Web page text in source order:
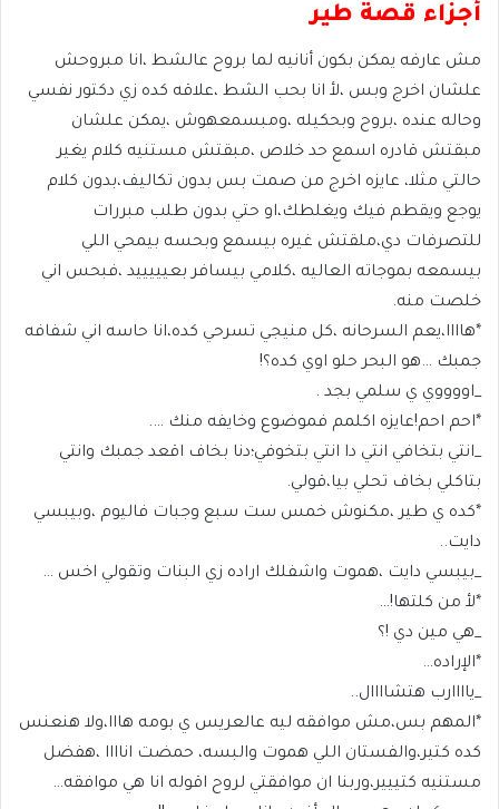
أجزاء قصة طير
مش عارفه يمكن بكون أنانيه لما بروح عالشط ،انا مبروحش
علشان اخرج وبس ،لأ انا بحب الشط ،علاقه كده زي دكتور نفسي
وحاله عنده ،بروح وبحكيله ،ومبسمعهوش ،يمكن علشان
مبقتش قادره اسمع حد خلاص ،مبقتش مستنيه كلام يغير
حالتي مثلا، عايزه اخرج من صمت بس بدون تكاليف،بدون كلام
يوجع ويقطم فيك ويغلطك،او حتي بدون طلب مبررات
للتصرفات دي،ملقتش غيره بيسمع وبحسه بيمحي اللي
بيسمعه بموجاته العاليه ،كلامي بيسافر بعيييييد ،فبحس اني
خلصت منه.
*هاااا،يعم السرحانه ،كل منيجي تسرحي كده،انا حاسه اني شفافه
جمبك …هو البحر حلو اوي كده؟!
_اووووي ي سلمي بجد .
*احم احم!عايزه اكلمم فموضوع وخايفه منك ….
_انتي بتخافي انتي دا انتي بتخوفي؛دنا بخاف اقعد جمبك وانتي
بتاكلي بخاف تحلي بيا،قولي.
*كده ي طير ،مكنوش خمس ست سبع وجبات فاليوم ،وبيبسي
دايت..
_بيبسي دايت ،هموت واشفلك اراده زي البنات وتقولي اخس …
*لأ من كلتها!…
_هي مين دي !؟
*الإراده…
_ياااارب هتشاااال..
*المهم بس،مش موافقه ليه عالعريس ي بومه هااا،ولا هنعنس
كده كتير،والفستان اللي هموت والبسه، حمضت اناااا ،هفضل
مستنيه كتييير،وربنا ان موافقتي لروح اقوله انا هي موافقه…